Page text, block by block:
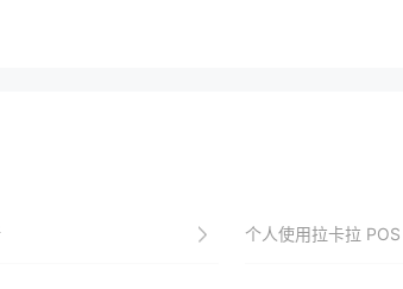
个人使用拉卡拉